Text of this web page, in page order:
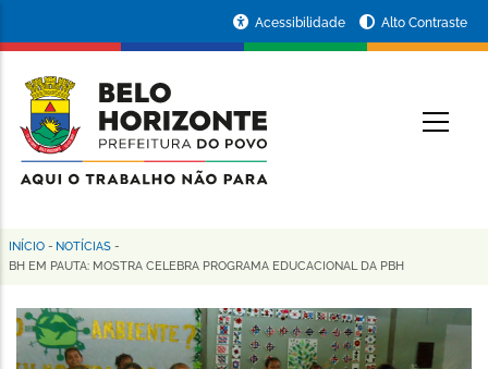
conteúdo
principal
da
Prefeitura
de
Horizonte
Acessibilidade Alto Contraste
Trilha
navegação
INÍCIO - NOTÍCIAS -
BH EM PAUTA: MOSTRA CELEBRA PROGRAMA EDUCACIONAL DA PBH